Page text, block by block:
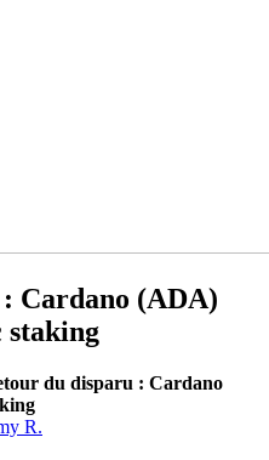
Cardano (ADA)
staking
du disparu : Cardano
R.